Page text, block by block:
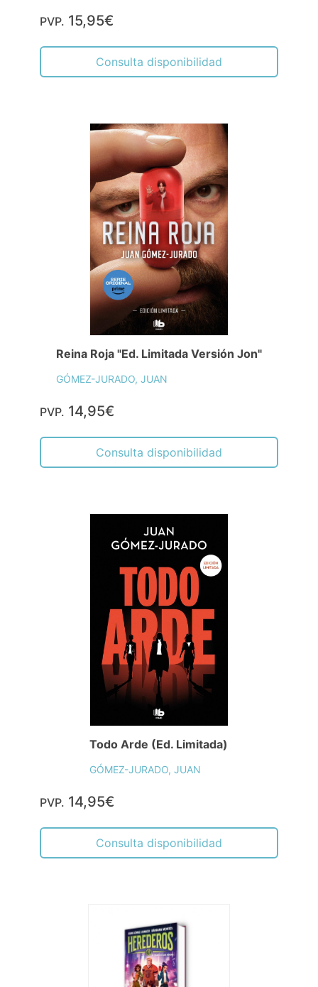
PVP. 15,95€
Consulta disponibilidad
Reina Roja "Ed. Limitada Versión Jon"
GÓMEZ-JURADO, JUAN
PVP. 14,95€
Consulta disponibilidad
Todo Arde (Ed. Limitada)
GÓMEZ-JURADO, JUAN
PVP. 14,95€
Consulta disponibilidad